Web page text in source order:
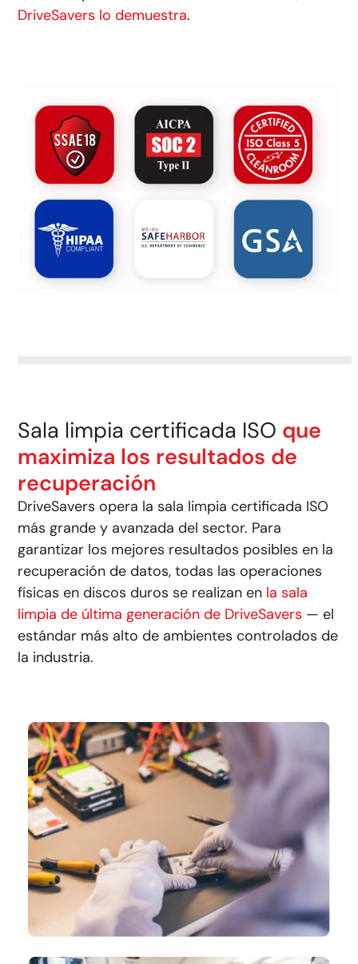
DriveSavers lo demuestra.
Sala limpia certificada ISO que
maximiza los resultados de
recuperación
DriveSavers opera la sala limpia certificada ISO
más grande y avanzada del sector. Para
garantizar los mejores resultados posibles en la
recuperación de datos, todas las operaciones
físicas en discos duros se realizan en la sala
limpia de última generación de DriveSavers — el
estándar más alto de ambientes controlados de
la industria.